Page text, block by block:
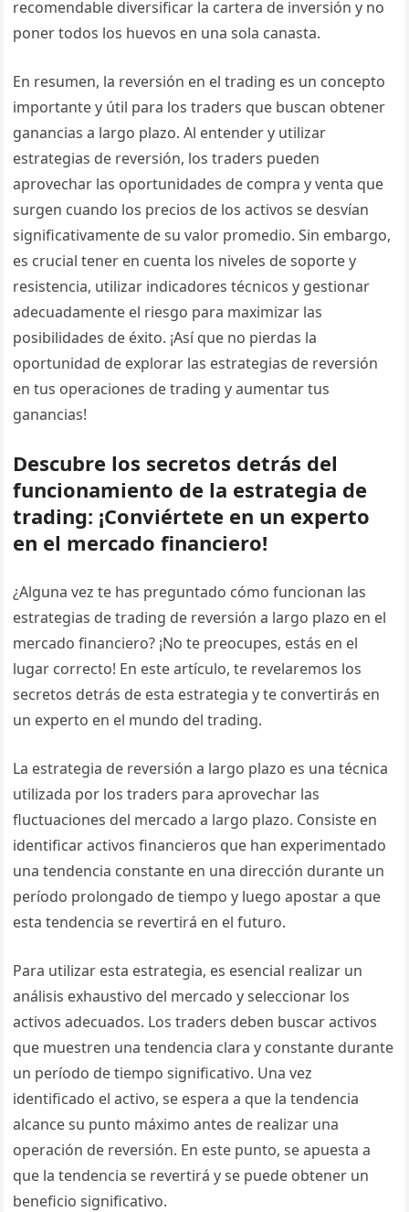
recomendable diversificar la cartera de inversión y no
poner todos los huevos en una sola canasta.
En resumen, la reversión en el trading es un concepto
importante y útil para los traders que buscan obtener
ganancias a largo plazo. Al entender y utilizar
estrategias de reversión, los traders pueden
aprovechar las oportunidades de compra y venta que
surgen cuando los precios de los activos se desvían
significativamente de su valor promedio. Sin embargo,
es crucial tener en cuenta los niveles de soporte y
resistencia, utilizar indicadores técnicos y gestionar
adecuadamente el riesgo para maximizar las
posibilidades de éxito. ¡Así que no pierdas la
oportunidad de explorar las estrategias de reversión
en tus operaciones de trading y aumentar tus
ganancias!
Descubre los secretos detrás del
funcionamiento de la estrategia de
trading: ¡Conviértete en un experto
en el mercado financiero!
¿Alguna vez te has preguntado cómo funcionan las
estrategias de trading de reversión a largo plazo en el
mercado financiero? ¡No te preocupes, estás en el
lugar correcto! En este artículo, te revelaremos los
secretos detrás de esta estrategia y te convertirás en
un experto en el mundo del trading.
La estrategia de reversión a largo plazo es una técnica
utilizada por los traders para aprovechar las
fluctuaciones del mercado a largo plazo. Consiste en
identificar activos financieros que han experimentado
una tendencia constante en una dirección durante un
período prolongado de tiempo y luego apostar a que
esta tendencia se revertirá en el futuro.
Para utilizar esta estrategia, es esencial realizar un
análisis exhaustivo del mercado y seleccionar los
activos adecuados. Los traders deben buscar activos
que muestren una tendencia clara y constante durante
un período de tiempo significativo. Una vez
identificado el activo, se espera a que la tendencia
alcance su punto máximo antes de realizar una
operación de reversión. En este punto, se apuesta a
que la tendencia se revertirá y se puede obtener un
beneficio significativo.